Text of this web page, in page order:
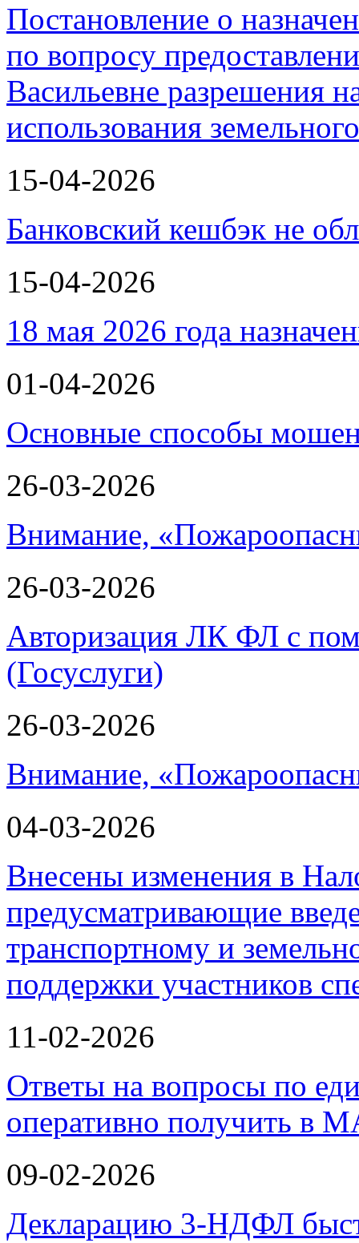
Постановление о
по вопросу
Васильевне разрешения
использования
15-04-2026
Банковский кешбэк не
15-04-2026
18 мая 2026 года
01-04-2026
Основные способы
26-03-2026
Внимание,
26-03-2026
Авторизация ЛК ФЛ с
(Госуслуги)
26-03-2026
Внимание,
04-03-2026
Внесены изменения в
предусматривающие
транспортному и
поддержки участников
11-02-2026
Ответы на вопросы по
оперативно получить в
09-02-2026
Декларацию 3-НДФЛ